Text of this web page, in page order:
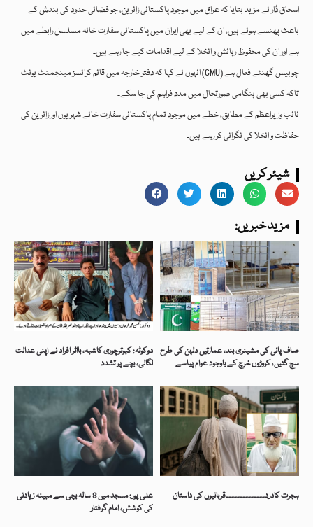
اسحاق ڈار نے مزید بتایا کہ عراق میں موجود پاکستانی زائرین، جو فضائی حدود کی بندش کے
باعث پھنسے ہوئے ہیں، ان کے لیے بھی ایران میں پاکستانی سفارت خانہ مسلسل رابطے میں
ہے اور ان کی محفوظ رہائش و انخلا کے لیے اقدامات کیے جا رہے ہیں۔
انہوں نے کہا کہ دفتر خارجہ میں قائم کرائسز مینجمنٹ یونٹ (CMU) چوبیس گھنٹے فعال ہے
تاکہ کسی بھی ہنگامی صورتحال میں مدد فراہم کی جا سکے۔
نائب وزیراعظم کے مطابق، خطے میں موجود تمام پاکستانی سفارت خانے شہریوں اور زائرین کی
حفاظت و انخلا کی نگرانی کر رہے ہیں۔
شیئر کریں
:مزید خبریں
دوکوٹہ: کبوترچوری کاشبہ، بااثر افراد نے اپنی عدالت
لگالی، بچے پر تشدد
صاف پانی کی مشینری بند، عمارتیں دلہن کی طرح
سج گئیں، کروڑوں خرچ کے باوجود عوام پیاسے
علی پور: مسجد میں 8 سالہ بچی سے مبینہ زیادتی
کی کوشش، امام گرفتار
ہجرت کادرد۔۔۔۔۔۔۔۔۔۔۔۔۔۔قربانیوں کی داستان